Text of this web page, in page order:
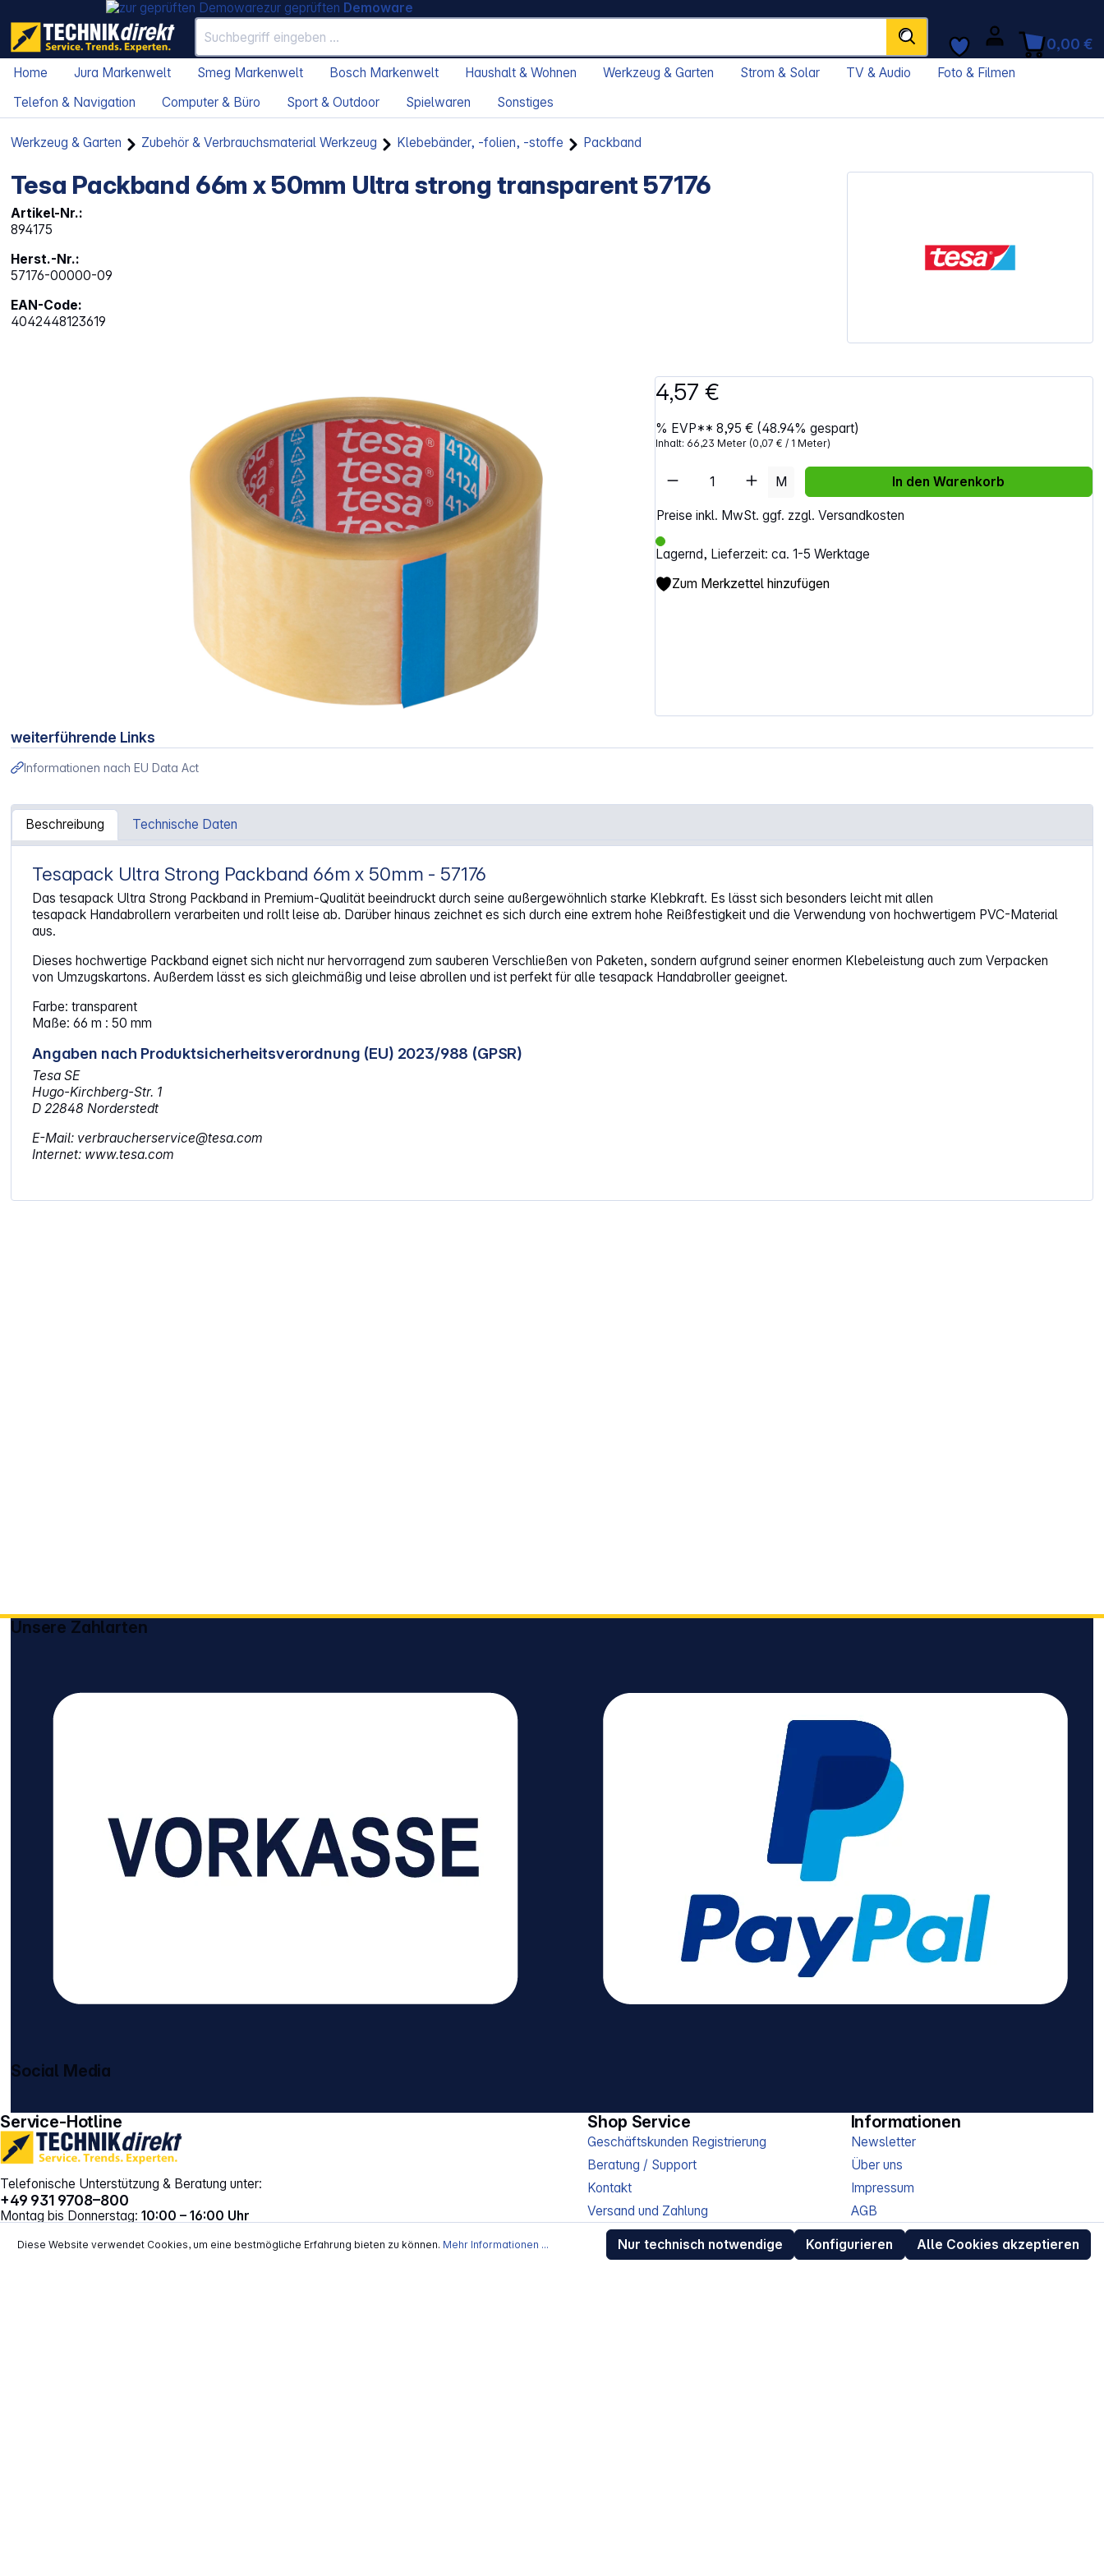
zur geprüften Demoware
0,00 €
Home Jura Markenwelt Smeg Markenwelt Bosch Markenwelt Haushalt & Wohnen Werkzeug & Garten Strom & Solar TV & Audio
Foto & Filmen
Telefon & Navigation
Computer & Büro Sport & Outdoor Spielwaren Sonstiges
Werkzeug & Garten Zubehör & Verbrauchsmaterial Werkzeug Klebebänder, -folien, -stoffe Packband
Tesa Packband 66m x 50mm Ultra strong transparent 57176
Artikel-Nr.:
894175
Herst.-Nr.:
57176-00000-09
EAN-Code:
4042448123619
4,57 €
% EVP**8,95 € (48.94% gespart)
Inhalt: 66,23 Meter (0,07 € / 1 Meter)
Preise inkl. MwSt. ggf. zzgl. Versandkosten
Lagernd, Lieferzeit: ca. 1-5 Werktage
Artikel Anzahl: Gib den gewünschten Wert ein
M In den Warenkorb
Zum Merkzettel hinzufügen
weiterführende Links
Informationen nach EU Data Act
Beschreibung Technische Daten
Artikelinformationen "Tesa Packband 66m x 50mm Ultra strong transparent 57176"
Tesapack Ultra Strong Packband 66m x 50mm - 57176
Das tesapack Ultra Strong Packband in Premium-Qualität beeindruckt durch seine außergewöhnlich starke Klebkraft. Es lässt sich besonders leicht mit allen
tesapack Handabrollern verarbeiten und rollt leise ab. Darüber hinaus zeichnet es sich durch eine extrem hohe Reißfestigkeit und die Verwendung von hochwertigem PVC-Material
aus.
Dieses hochwertige Packband eignet sich nicht nur hervorragend zum sauberen Verschließen von Paketen, sondern aufgrund seiner enormen Klebeleistung auch zum Verpacken
von Umzugskartons. Außerdem lässt es sich gleichmäßig und leise abrollen und ist perfekt für alle tesapack Handabroller geeignet.
Farbe: transparent
Maße: 66 m : 50 mm
Angaben nach Produktsicherheitsverordnung (EU) 2023/988 (GPSR)
Tesa SE
Hugo-Kirchberg-Str. 1
D 22848 Norderstedt
E-Mail: verbraucherservice@tesa.com
Internet: www.tesa.com
Service-Hotline
Telefonische Unterstützung & Beratung unter:
+49 931 9708–800
Montag bis Donnerstag: 10:00 – 16:00 Uhr
Vertrag widerrufen
Shop Service
Geschäftskunden Registrierung
Beratung / Support
Kontakt
Versand und Zahlung
Sendungsverfolgung
Gewährleistung / Reparatur
Informationen
Newsletter
Über uns
Impressum
AGB
Datenschutz
Widerrufsrecht für Verbraucher
Unsere Zahlarten
Social Media
Diese Website verwendet Cookies, um eine bestmögliche Erfahrung bieten zu können. Mehr Informationen ... Nur technisch notwendige Konfigurieren Alle Cookies akzeptieren